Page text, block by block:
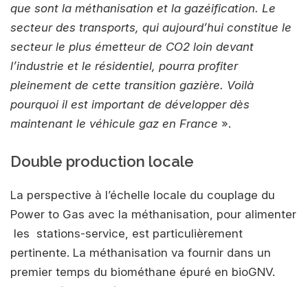
que sont la méthanisation et la gazéification. Le
secteur des transports, qui aujourd’hui constitue le
secteur le plus émetteur de CO2 loin devant
l’industrie et le résidentiel, pourra profiter
pleinement de cette transition gazière. Voilà
pourquoi il est important de développer dès
maintenant le véhicule gaz en France ».
Double production locale
La perspective à l’échelle locale du couplage du
Power to Gas avec la méthanisation, pour alimenter
les stations-service, est particulièrement
pertinente. La méthanisation va fournir dans un
premier temps du biométhane épuré en bioGNV.